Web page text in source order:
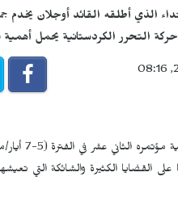
الذي أطلقه القائد أوجلان يخدم
التحرر الكردستانية يحمل
مؤتمره
القضايا الكثيرة والشائكة التي